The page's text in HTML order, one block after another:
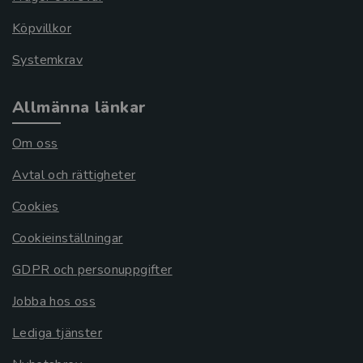
Köpvillkor
Systemkrav
Allmänna länkar
Om oss
Avtal och rättigheter
Cookies
Cookieinställningar
GDPR och personuppgifter
Jobba hos oss
Lediga tjänster